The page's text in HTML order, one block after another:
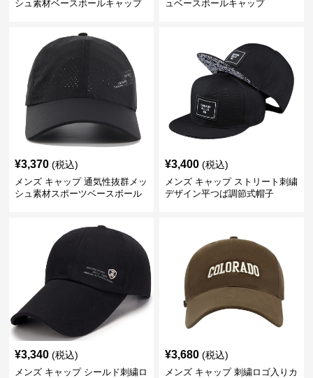
シュ素材ベースボールキャップ
ュベースボールキャップ
¥3,370 (税込)
メンズ キャップ 通気性抜群メッ
シュ素材スポーツベースボール
¥3,400 (税込)
メンズ キャップ ストリート刺繍
デザイン平つば調節式帽子
¥3,340 (税込)
メンズ キャップ シールド刺繍ロ
¥3,680 (税込)
メンズ キャップ 刺繍ロゴ入りカ